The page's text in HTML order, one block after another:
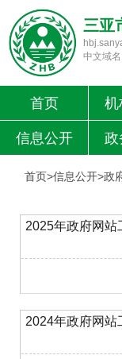
三亚
中文域
首页 机
信息公开 政
首页>信息公开>政
2025年政府网站
2024年政府网站